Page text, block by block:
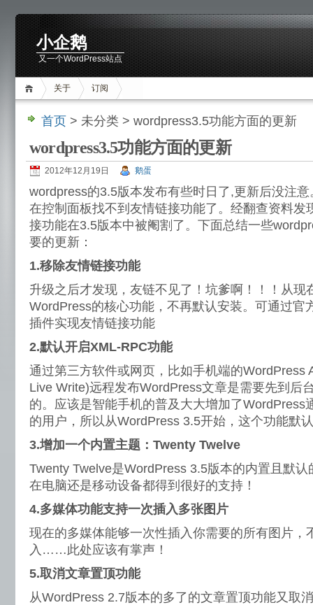
小企鹅
又一个WordPress站点
关于 订阅
首页 > 未分类 > wordpress3.5功能方面的更新
wordpress3.5功能方面的更新
2012年12月19日 鹅蛋
wordpress的3.5版本发布有些时日了,更新后没注
在控制面板找不到友情链接功能了。经翻查资料发
接功能在3.5版本中被阉割了。下面总结一些
要的更新：
1.移除友情链接功能
升级之后才发现，友链不见了！坑爹啊！！！从现
WordPress的核心功能，不再默认安装。可通过官
插件实现友情链接功能
2.默认开启XML-RPC功能
通过第三方软件或网页，比如手机端的WordPress
Live Write)远程发布WordPress文章是需要先到后
的。应该是智能手机的普及大大增加了WordPress
的用户，所以从WordPress 3.5开始，这个功能默
3.增加一个内置主题：Twenty Twelve
Twenty Twelve是WordPress 3.5版本的内置且默
在电脑还是移动设备都得到很好的支持！
4.多媒体功能支持一次插入多张图片
现在的多媒体能够一次性插入你需要的所有图片，
入……此处应该有掌声！
5.取消文章置顶功能
从WordPress 2.7版本的多了的文章置顶功能又取